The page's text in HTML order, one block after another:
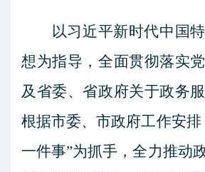
以习近平新时代中国
想为指导， 全面贯彻落实
及省委、省政府关于政务
根据市委、市政府工作安排
一件事”为抓手，全力推动